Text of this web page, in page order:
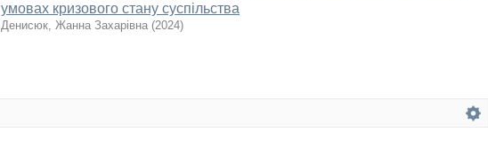
умовах кризового стану суспільства
Денисюк, Жанна Захарівна (2024)